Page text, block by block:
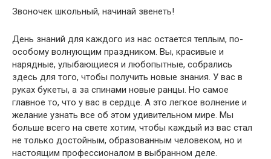
Звоночек школьный, начинай звенеть!
День знаний для каждого из нас остается теплым, по-
особому волнующим праздником. Вы, красивые и
нарядные, улыбающиеся и любопытные, собрались
здесь для того, чтобы получить новые знания. У вас в
руках букеты, а за спинами новые ранцы. Но самое
главное то, что у вас в сердце. А это легкое волнение и
желание узнать все об этом удивительном мире. Мы
больше всего на свете хотим, чтобы каждый из вас стал
не только достойным, образованным человеком, но и
настоящим профессионалом в выбранном деле.